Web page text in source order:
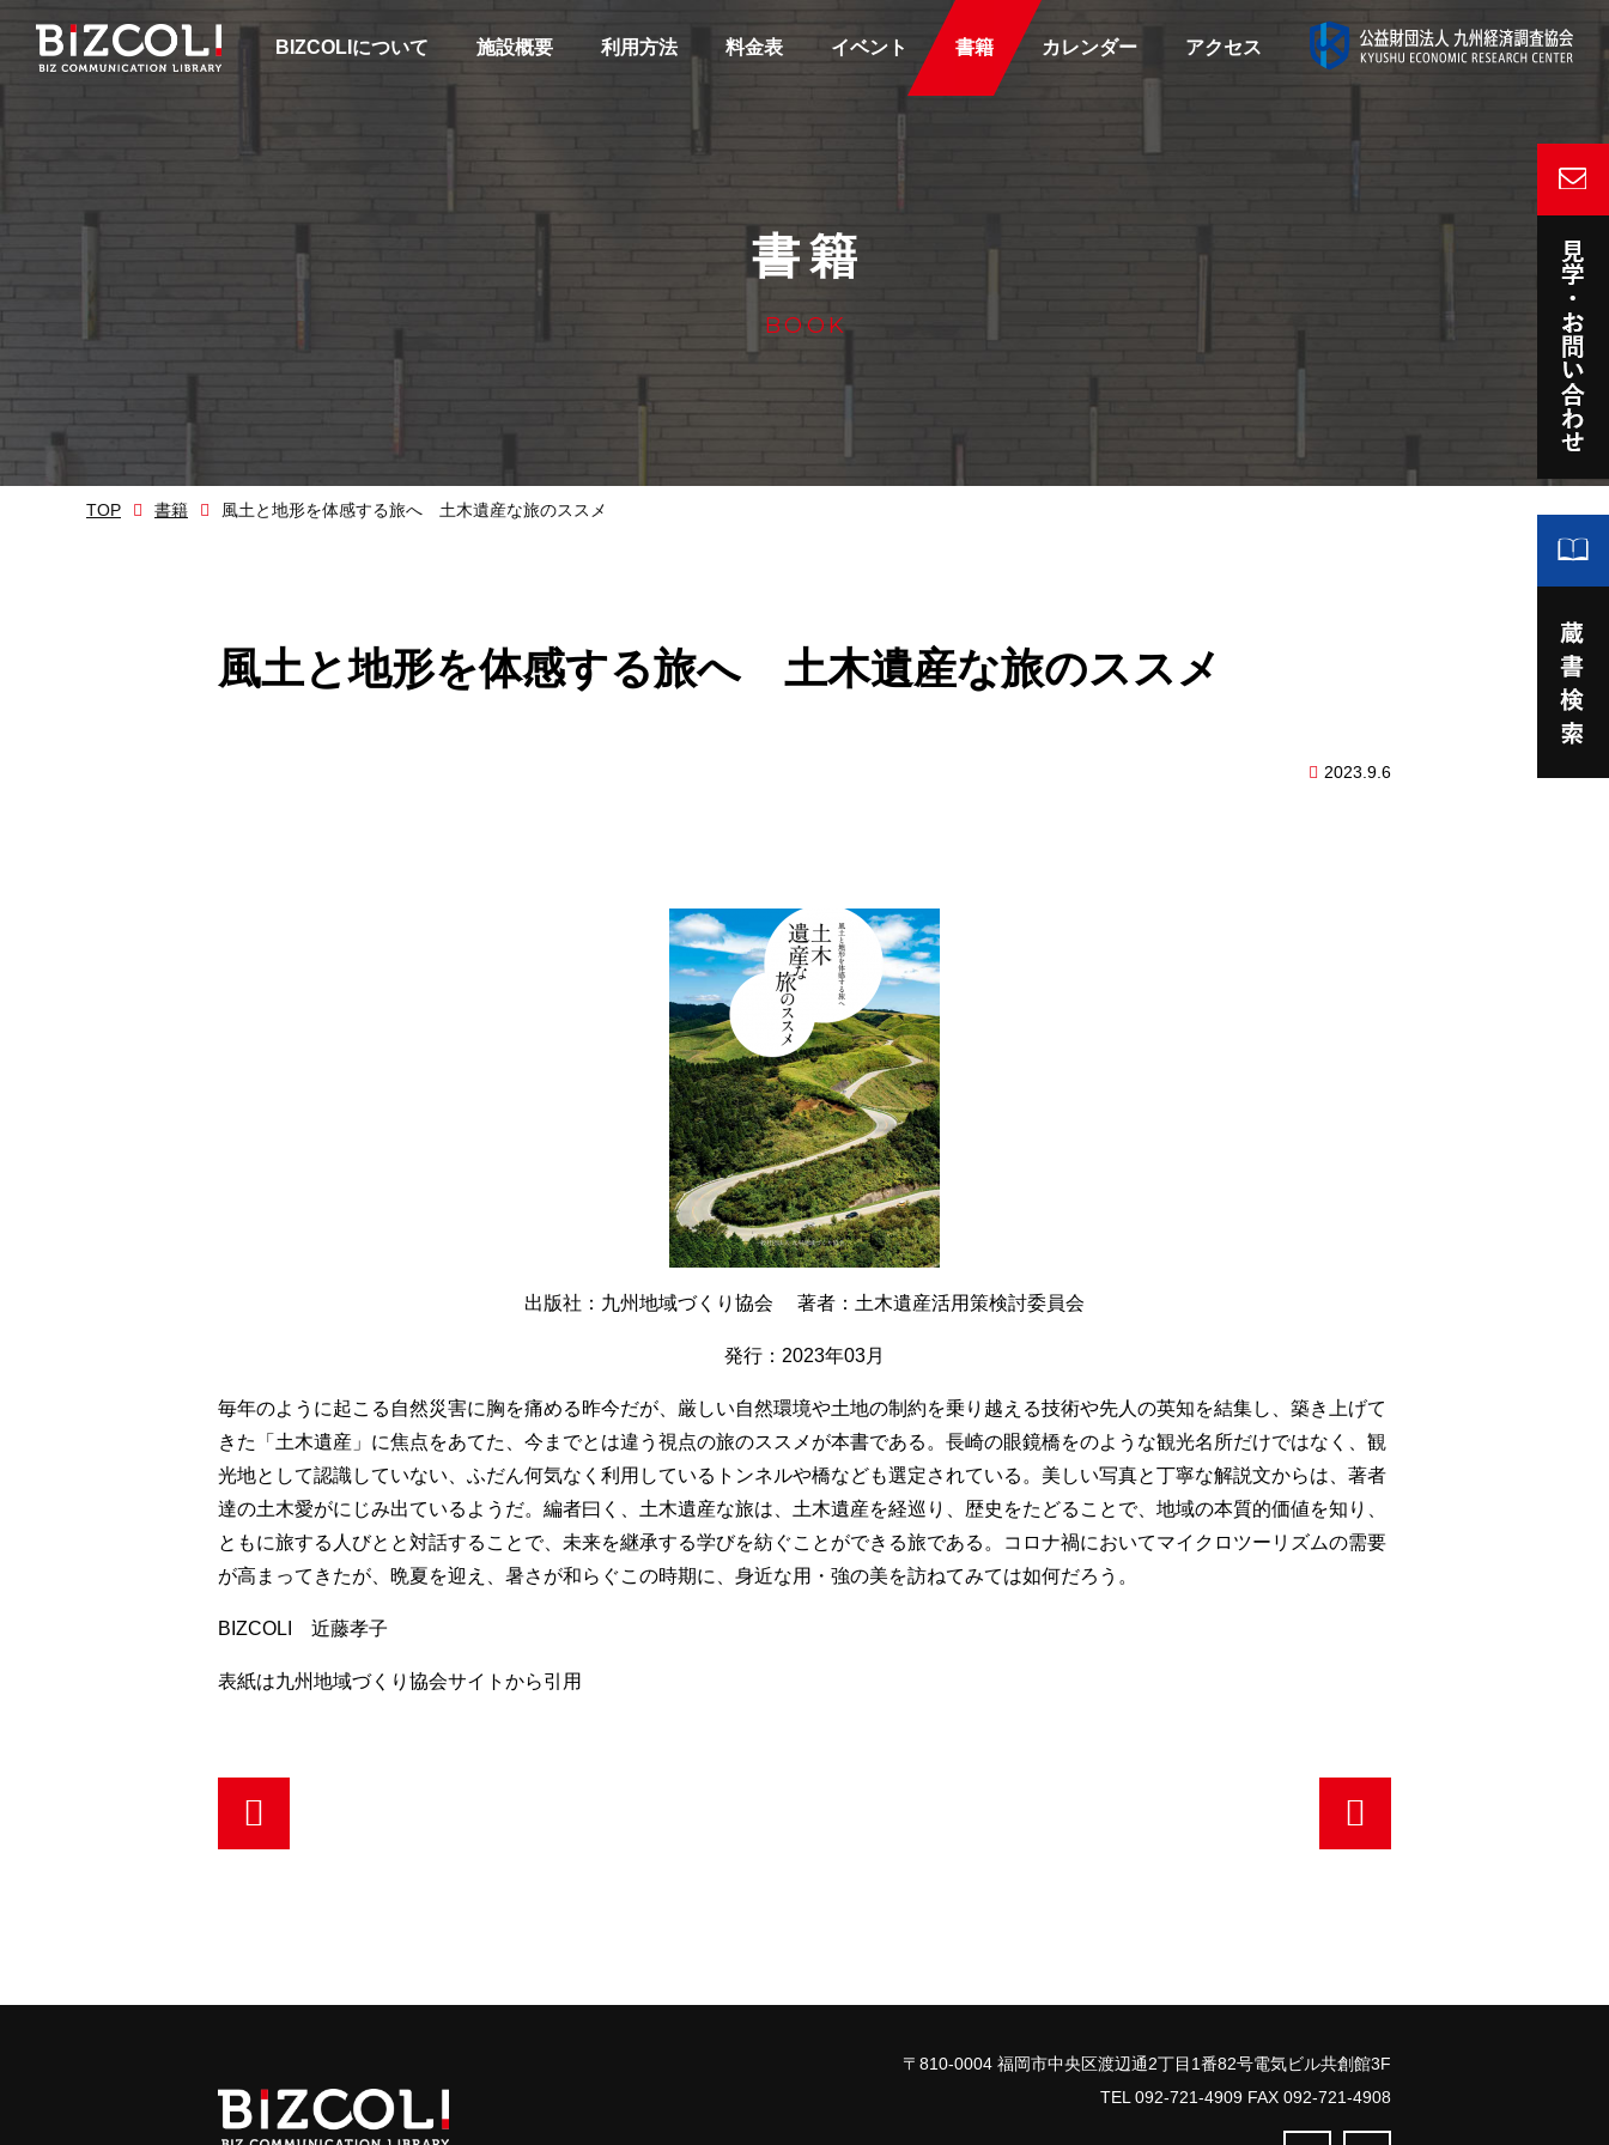
BIZCOLIについて 施設概要 利用方法 料金表 イベント 書籍 カレンダー アクセス
書籍
BOOK
TOP 書籍 風土と地形を体感する旅へ 土木遺産な旅のススメ
風土と地形を体感する旅へ 土木遺産な旅のススメ
2023.9.6
出版社：九州地域づくり協会 著者：土木遺産活用策検討委員会
発行：2023年03月
毎年のように起こる自然災害に胸を痛める昨今だが、厳しい自然環境や土地の制約を乗り越える技術や先人の英知を結集し、築き上げて
きた「土木遺産」に焦点をあてた、今までとは違う視点の旅のススメが本書である。長崎の眼鏡橋をのような観光名所だけではなく、観
光地として認識していない、ふだん何気なく利用しているトンネルや橋なども選定されている。美しい写真と丁寧な解説文からは、著者
達の土木愛がにじみ出ているようだ。編者曰く、土木遺産な旅は、土木遺産を経巡り、歴史をたどることで、地域の本質的価値を知り、
ともに旅する人びとと対話することで、未来を継承する学びを紡ぐことができる旅である。コロナ禍においてマイクロツーリズムの需要
が高まってきたが、晩夏を迎え、暑さが和らぐこの時期に、身近な用・強の美を訪ねてみては如何だろう。
BIZCOLI 近藤孝子
表紙は九州地域づくり協会サイトから引用
〒810-0004 福岡市中央区渡辺通2丁目1番82号電気ビル共創館3F
TEL 092-721-4909 FAX 092-721-4908